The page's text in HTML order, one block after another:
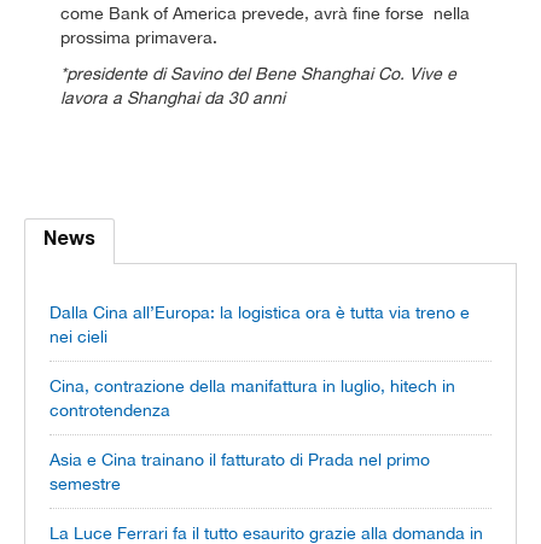
come Bank of America prevede, avrà fine forse nella
prossima primavera.
*presidente di Savino del Bene Shanghai Co. Vive e
lavora a Shanghai da 30 anni
News
Dalla Cina all’Europa: la logistica ora è tutta via treno e
nei cieli
Cina, contrazione della manifattura in luglio, hitech in
controtendenza
Asia e Cina trainano il fatturato di Prada nel primo
semestre
La Luce Ferrari fa il tutto esaurito grazie alla domanda in